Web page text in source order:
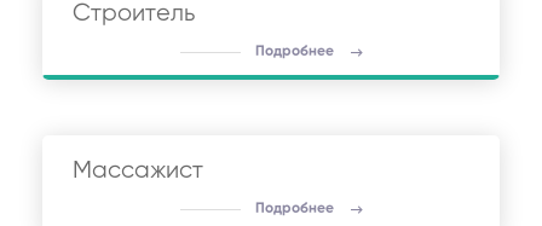
Строитель
Подробнее
Массажист
Подробнее